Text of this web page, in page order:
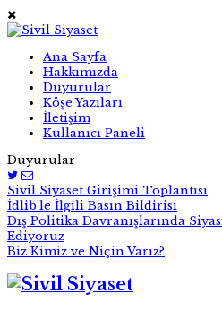
Ana Sayfa
Hakkımızda
Duyurular
Köşe Yazıları
İletişim
Kullanıcı Paneli
Duyurular
Sivil Siyaset Girişimi Toplantısı
İdlib’le İlgili Basın Bildirisi
Dış Politika Davranışlarında
Ediyoruz
Biz Kimiz ve Niçin Varız?